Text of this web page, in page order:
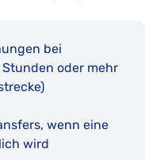
bei
oder mehr
wenn eine
wird